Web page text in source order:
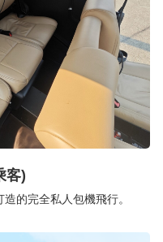
客)
的完全私人包機飛行。